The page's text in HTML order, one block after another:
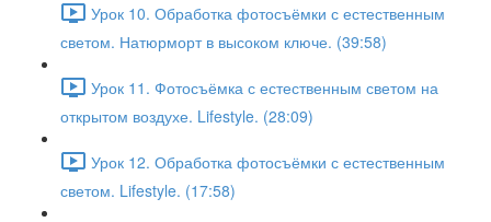
Урок 10. Обработка фотосъёмки с естественным
светом. Натюрморт в высоком ключе. (39:58)
Урок 11. Фотосъёмка с естественным светом на
открытом воздухе. Lifestyle. (28:09)
Урок 12. Обработка фотосъёмки с естественным
светом. Lifestyle. (17:58)